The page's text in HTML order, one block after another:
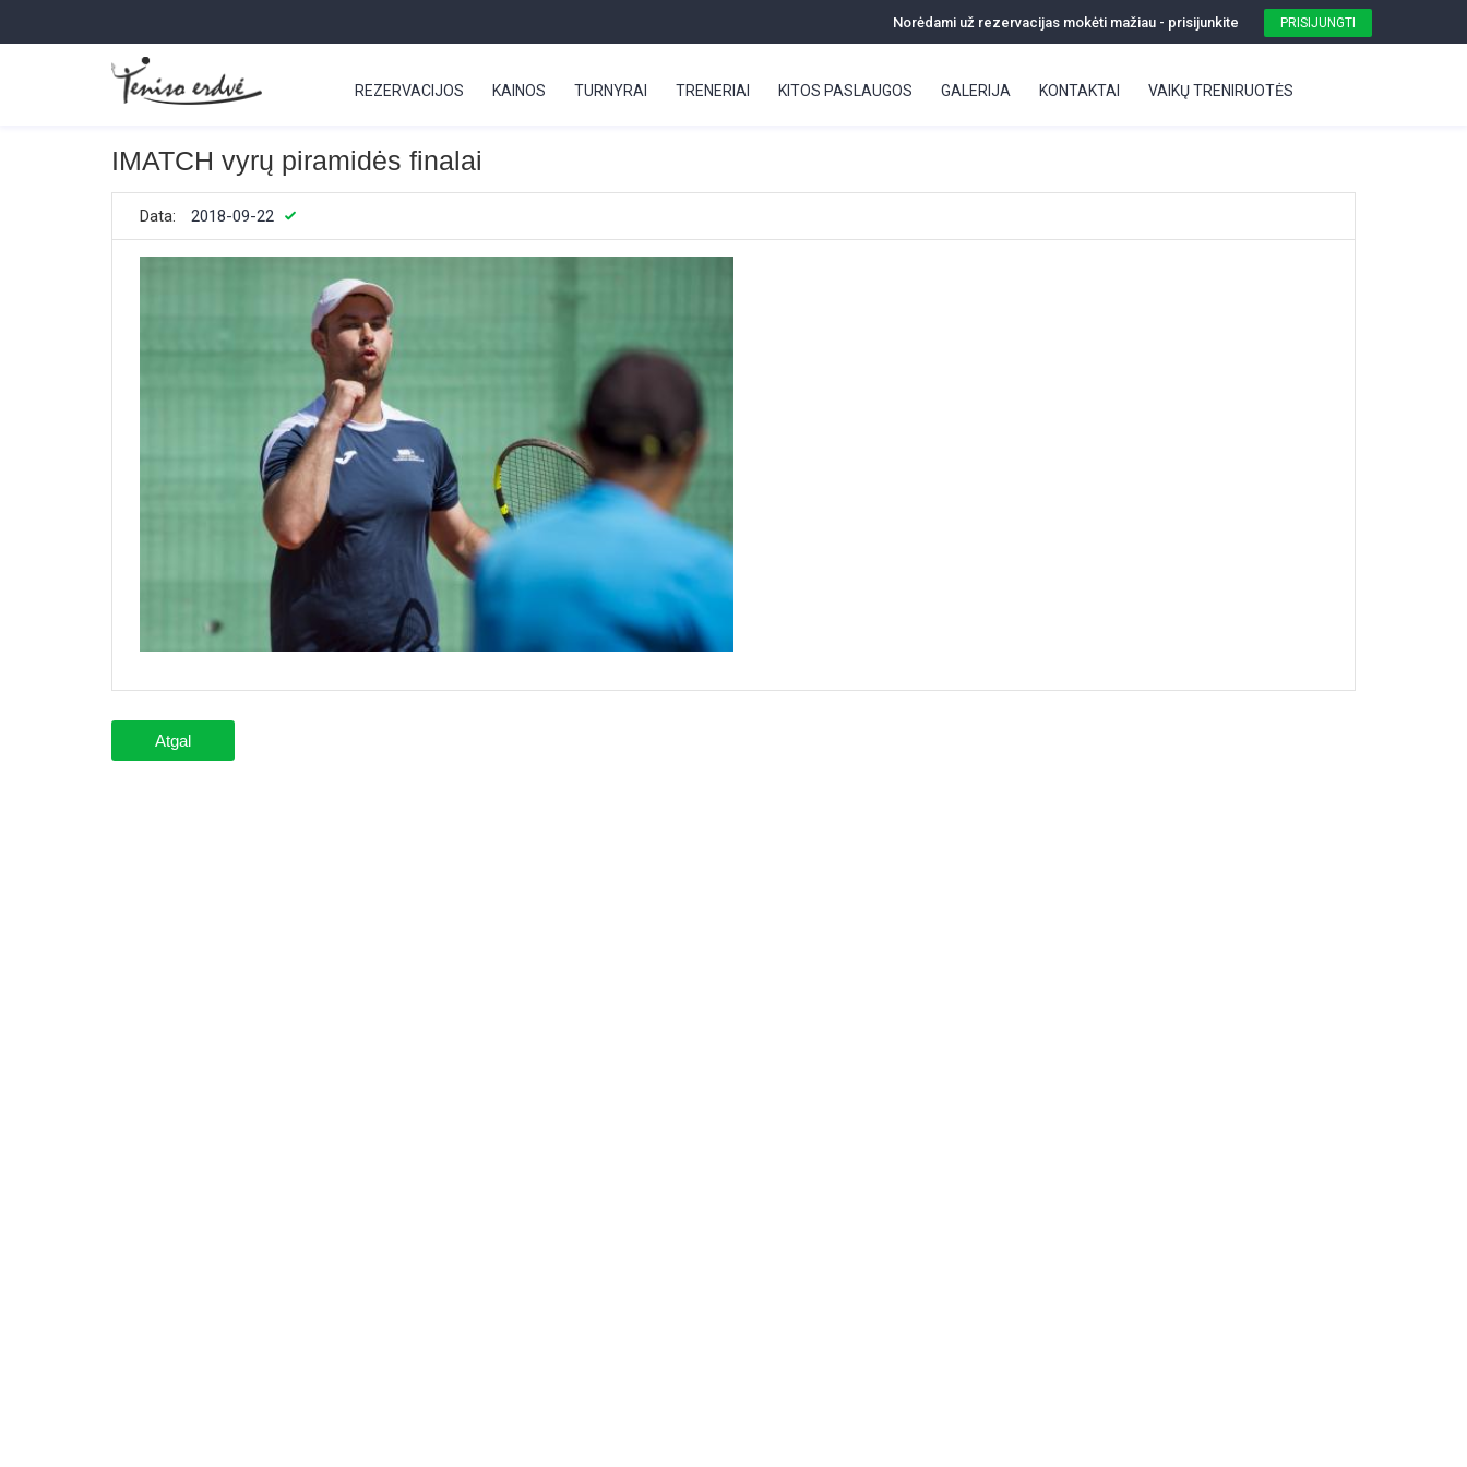
Norėdami už rezervacijas mokėti mažiau - prisijunkite PRISIJUNGTI
REZERVACIJOS KAINOS TURNYRAI TRENERIAI KITOS PASLAUGOS GALERIJA KONTAKTAI VAIKŲ TRENIRUOTĖS
IMATCH vyrų piramidės finalai
Data: 2018-09-22
Atgal